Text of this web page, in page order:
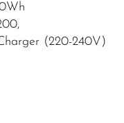
(220-240V)